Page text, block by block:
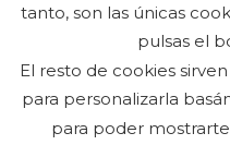
Soluciones
especiales y
tanto, son las únicas
pulsas el
El resto de cookies
para personalizarla
para poder